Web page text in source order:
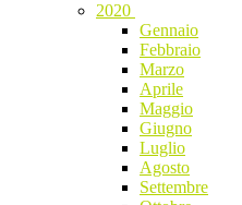
2020
Gennaio
Febbraio
Marzo
Aprile
Maggio
Giugno
Luglio
Agosto
Settembre